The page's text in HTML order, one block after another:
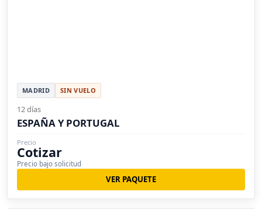
MADRID SIN VUELO
12 días
ESPAÑA Y PORTUGAL
Precio
Cotizar
Precio bajo solicitud
VER PAQUETE